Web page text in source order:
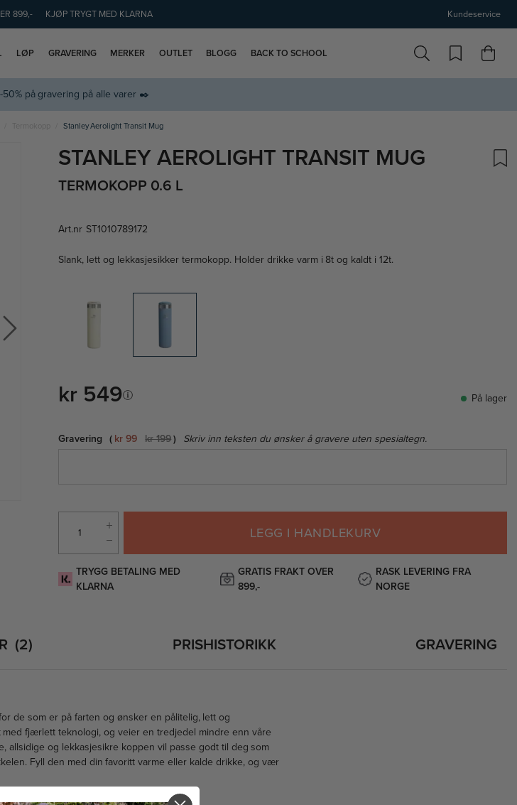
899,- KJØP TRYGT MED KLARNA Kundeservice
LØP GRAVERING MERKER OUTLET BLOGG BACK TO SCHOOL
50% på gravering på alle varer ✒️
Termokopp Stanley Aerolight Transit Mug
STANLEY AEROLIGHT TRANSIT MUG
TERMOKOPP 0.6 L
Art.nr ST1010789172
Slank, lett og lekkasjesikker termokopp. Holder drikke varm i 8t og kaldt i 12t.
kr 549 På lager
Gravering kr 99 kr 199 Skriv inn teksten du ønsker å gravere uten spesialtegn.
LEGG I HANDLEKURV
TRYGG BETALING MED
KLARNA
GRATIS FRAKT OVER
899,-
RASK LEVERING FRA
NORGE
2 PRISHISTORIKK GRAVERING
de som er på farten og ønsker en pålitelig, lett og
fjærlett teknologi, og veier en tredjedel mindre enn våre
allsidige og lekkasjesikre koppen vil passe godt til deg som
Fyll den med din favoritt varme eller kalde drikke, og vær